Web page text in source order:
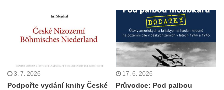
3. 7. 2026
Podpořte vydání knihy České
17. 6. 2026
Průvodce: Pod palbou